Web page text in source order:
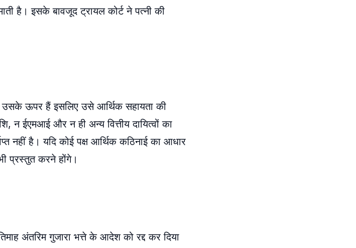
है। इसके बावजूद ट्रायल कोर्ट ने पत्नी की
उसके ऊपर हैं इसलिए उसे आर्थिक सहायता की
ईएमआई और न ही अन्य वित्तीय दायित्वों का
नहीं है। यदि कोई पक्ष आर्थिक कठिनाई का आधार
प्रस्तुत करने होंगे।
अंतरिम गुजारा भत्ते के आदेश को रद्द कर दिया